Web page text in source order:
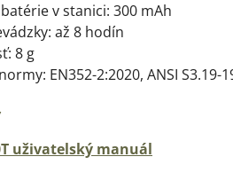
v stanici: 300 mAh
až 8 hodín
8 g
EN352-2:2020, ANSI S3.19-
uživatelský manuál